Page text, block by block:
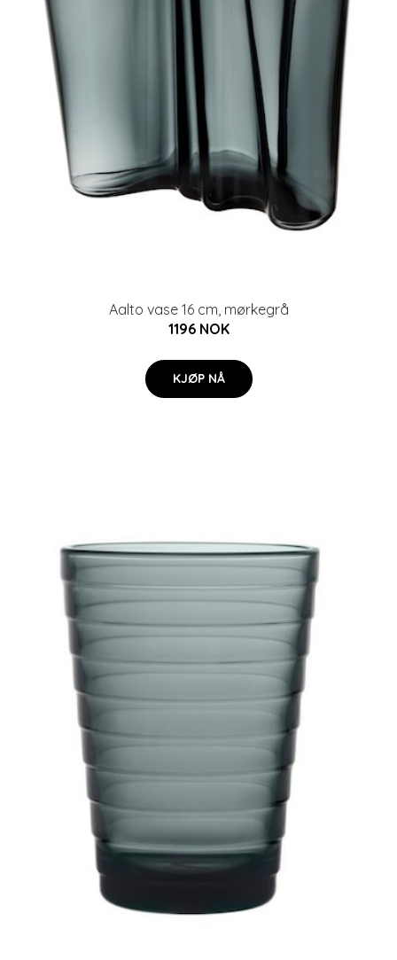
Aalto vase 16 cm, mørkegrå
1196 NOK
KJØP NÅ